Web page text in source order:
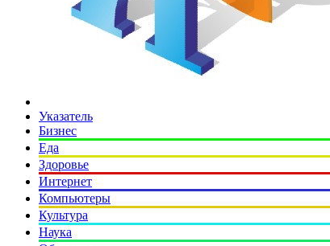
Указатель
Бизнес
Еда
Здоровье
Интернет
Компьютеры
Культура
Наука